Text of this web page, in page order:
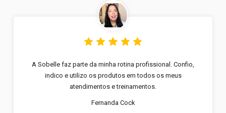
A Sobelle faz parte da minha rotina profissional. Confio,
indico e utilizo os produtos em todos os meus
atendimentos e treinamentos.
Fernanda Cock